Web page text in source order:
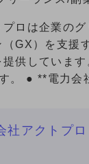
刺激しあい切
バー（マネジ
ージャーに昇
、挑戦をした
あります。
・研修期間あ
する番号をお
グラウンドに
だいておりま
載してご応募
優先的に採用
ロは企業の
（GX）を支援
供していま
による
ます。 ● **Jクレジット
社アクトプロ